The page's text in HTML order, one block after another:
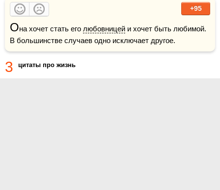
+95
Она хочет стать его любовницей и хочет быть любимой.
В большинстве случаев одно исключает другое.
3 цитаты про жизнь